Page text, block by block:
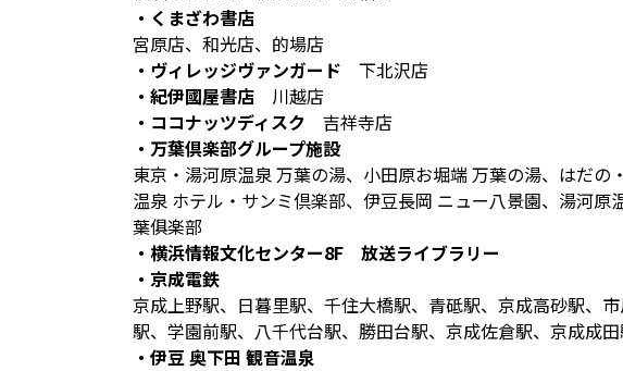
・くまざわ書店
宮原店、和光店、的場店
・ヴィレッジヴァンガード 下北沢店
・紀伊國屋書店 川越店
・ココナッツディスク 吉祥寺店
・万葉倶楽部グループ施設
東京・湯河原温泉 万葉の湯、小田原お堀端 万葉の湯、はだ
温泉 ホテル・サンミ倶楽部、伊豆長岡 ニュー八景園、湯河
葉俱楽部
・横浜情報文化センター8F 放送ライブラリー
・京成電鉄
京成上野駅、日暮里駅、千住大橋駅、青砥駅、京成高砂駅、
駅、学園前駅、八千代台駅、勝田台駅、京成佐倉駅、京成成
・伊豆 奥下田 観音温泉